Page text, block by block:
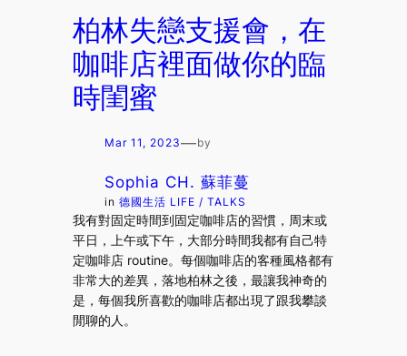
柏林失戀支援會，在
咖啡店裡面做你的臨
時閨蜜
Mar 11, 2023—by
Sophia CH. 蘇菲蔓
in德國生活 LIFE / TALKS
我有對固定時間到固定咖啡店的習慣，周末或
平日，上午或下午，大部分時間我都有自己特
定咖啡店 routine。每個咖啡店的客種風格都有
非常大的差異，落地柏林之後，最讓我神奇的
是，每個我所喜歡的咖啡店都出現了跟我攀談
閒聊的人。